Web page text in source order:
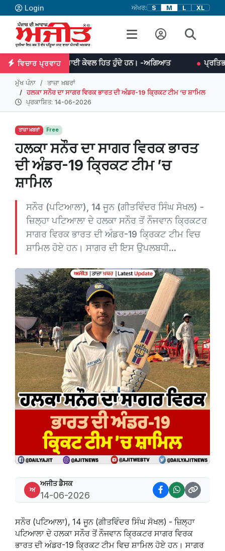
Login ਅੱਖਰ: S M L XL
ਵਿਚਾਰ ਪ੍ਰਵਾਹ
ਸਥਾਈ ਕੇਵਲ ਹਿਤ ਹੁੰਦੇ ਹਨ। -ਅਗਿਆਤ ਪ੍ਰਤਿਭਾ ਮਹਾਨ ਕੰਮਾਂ
ਮੁੱਖ ਪੰਨਾ
ਤਾਜ਼ਾ ਖ਼ਬਰਾਂ
ਹਲਕਾ ਸਨੌਰ ਦਾ ਸਾਗਰ ਵਿਰਕ ਭਾਰਤ ਦੀ ਅੰਡਰ-19 ਕ੍ਰਿਕਟ ਟੀਮ ’ਚ ਸ਼ਾਮਿਲ
ਪ੍ਰਕਾਸ਼ਿਤ: 14-06-2026
ਤਾਜ਼ਾ ਖ਼ਬਰਾਂ Free
ਹਲਕਾ ਸਨੌਰ ਦਾ ਸਾਗਰ ਵਿਰਕ ਭਾਰਤ
ਦੀ ਅੰਡਰ-19 ਕ੍ਰਿਕਟ ਟੀਮ ’ਚ
ਸ਼ਾਮਿਲ
ਸਨੌਰ (ਪਟਿਆਲਾ), 14 ਜੂਨ (ਗੀਤਵਿੰਦਰ ਸਿੰਘ ਸੋਖਲ) -
ਜ਼ਿਲ੍ਹਾ ਪਟਿਆਲਾ ਦੇ ਹਲਕਾ ਸਨੌਰ ਤੋਂ ਨੌਜਵਾਨ ਕ੍ਰਿਕਟਰ
ਸਾਗਰ ਵਿਰਕ ਭਾਰਤ ਦੀ ਅੰਡਰ-19 ਕ੍ਰਿਕਟ ਟੀਮ ਵਿਚ
ਸ਼ਾਮਿਲ ਹੋਏ ਹਨ। ਸਾਗਰ ਦੀ ਇਸ ਉਪਲਬਧੀ...
ਅ
ਅਜੀਤ ਡੈਸਕ
14-06-2026
ਸਨੌਰ (ਪਟਿਆਲਾ), 14 ਜੂਨ (ਗੀਤਵਿੰਦਰ ਸਿੰਘ ਸੋਖਲ) - ਜ਼ਿਲ੍ਹਾ
ਪਟਿਆਲਾ ਦੇ ਹਲਕਾ ਸਨੌਰ ਤੋਂ ਨੌਜਵਾਨ ਕ੍ਰਿਕਟਰ ਸਾਗਰ ਵਿਰਕ
ਭਾਰਤ ਦੀ ਅੰਡਰ-19 ਕ੍ਰਿਕਟ ਟੀਮ ਵਿਚ ਸ਼ਾਮਿਲ ਹੋਏ ਹਨ। ਸਾਗਰ